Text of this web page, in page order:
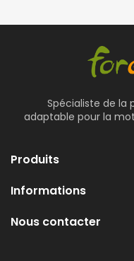
Spécialiste de la
adaptable pour la
Produits
Informations
Nous contacter